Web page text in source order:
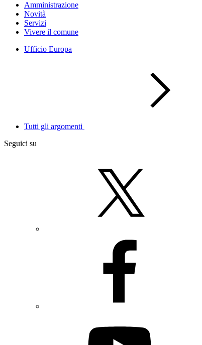
Amministrazione
Novità
Servizi
Vivere il comune
Ufficio Europa
Tutti gli argomenti
Seguici su